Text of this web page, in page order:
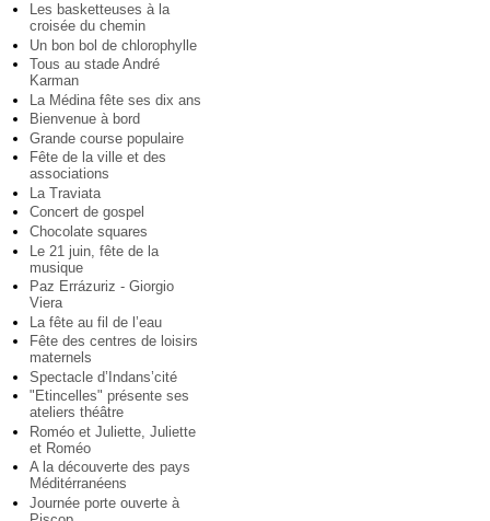
Les basketteuses à la
croisée du chemin
Un bon bol de chlorophylle
Tous au stade André
Karman
La Médina fête ses dix ans
Bienvenue à bord
Grande course populaire
Fête de la ville et des
associations
La Traviata
Concert de gospel
Chocolate squares
Le 21 juin, fête de la
musique
Paz Errázuriz - Giorgio
Viera
La fête au fil de l’eau
Fête des centres de loisirs
maternels
Spectacle d’Indans’cité
"Etincelles" présente ses
ateliers théâtre
Roméo et Juliette, Juliette
et Roméo
A la découverte des pays
Méditérranéens
Journée porte ouverte à